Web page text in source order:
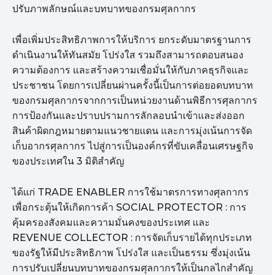
ปรับภาพลักษณ์และบทบาทของกรมศุลกากร
เพื่อเพิ่มประสิทธิภาพการให้บริการ ยกระดับมาตรฐานการ
ดำเนินงานให้ทันสมัย โปร่งใส รวมถึงสามารถตอบสนอง
ความต้องการ และสร้างความเชื่อมั่นให้กับภาคธุรกิจและ
ประชาชน โดยการเปลี่ยนผ่านครั้งนี้เป็นการต่อยอดบทบาท
ของกรมศุลกากรจากการเป็นหน่วยงานด้านพิธีการศุลกากร
การป้องกันและปราบปรามการลักลอบนำเข้าและส่งออก
สินค้าผิดกฎหมายตามแนวชายแดน และการมุ่งเน้นการจัด
เก็บอากรศุลกากร ไปสู่การเป็นองค์กรที่ขับเคลื่อนเศรษฐกิจ
ของประเทศใน 3 มิติสำคัญ
ได้แก่ TRADE ENABLER การใช้มาตรการทางศุลกากร
เพื่อกระตุ้นให้เกิดการค้า SOCIAL PROTECTOR : การ
คุ้มครองสังคมและความมั่นคงของประเทศ และ
REVENUE COLLECTOR : การจัดเก็บรายได้ทุกประเภท
ของรัฐให้มีประสิทธิภาพ โปร่งใส และเป็นธรรม ซึ่งมุ่งเน้น
การปรับเปลี่ยนบทบาทของกรมศุลกากรให้เป็นกลไกสำคัญ